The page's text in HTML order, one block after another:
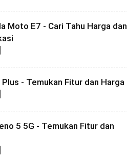
Moto E7 - Cari Tahu Harga dan
Plus - Temukan Fitur dan Harga
5 5G - Temukan Fitur dan